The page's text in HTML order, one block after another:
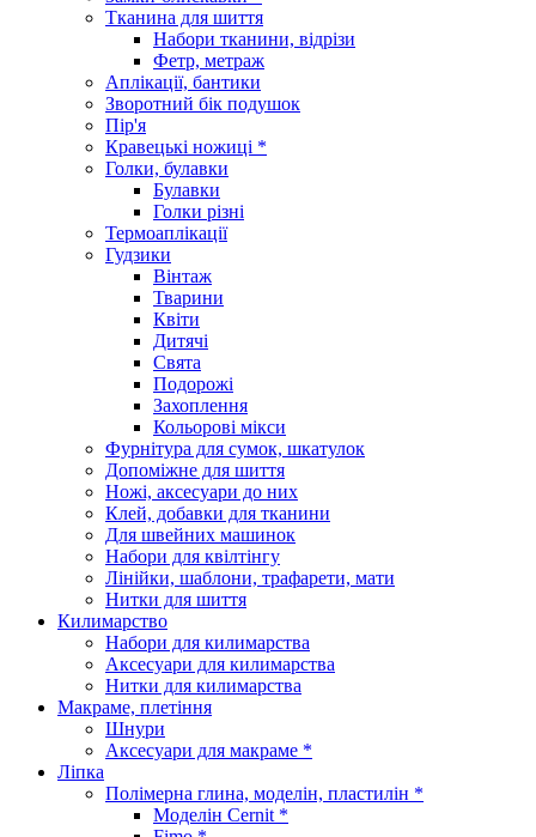
Тканина для шиття
Набори тканини, відрізи
Фетр, метраж
Аплікації, бантики
Зворотний бік подушок
Пір'я
Кравецькі ножиці *
Голки, булавки
Булавки
Голки різні
Термоаплікації
Гудзики
Вінтаж
Тварини
Квіти
Дитячі
Свята
Подорожі
Захоплення
Кольорові мікси
Фурнітура для сумок, шкатулок
Допоміжне для шиття
Ножі, аксесуари до них
Клей, добавки для тканини
Для швейних машинок
Набори для квілтінгу
Лінійки, шаблони, трафарети, мати
Нитки для шиття
Килимарство
Набори для килимарства
Аксесуари для килимарства
Нитки для килимарства
Макраме, плетіння
Шнури
Аксесуари для макраме *
Ліпка
Полімерна глина, моделін, пластилін *
Моделін Cernit *